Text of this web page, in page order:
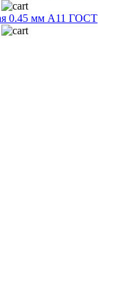
0.45 мм А11 ГОСТ